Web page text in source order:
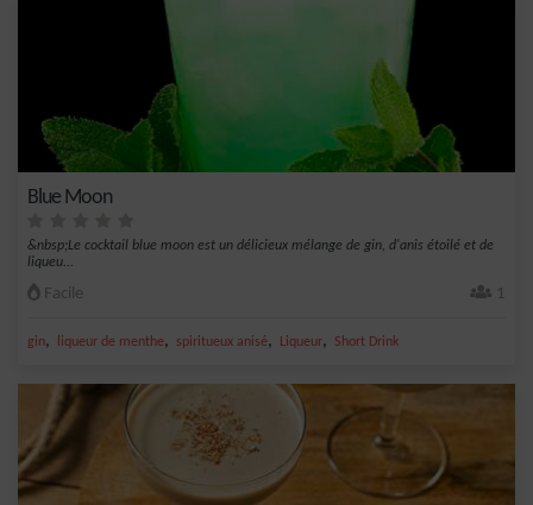
Blue Moon
&nbsp;Le cocktail blue moon est un délicieux mélange de gin, d'anis étoilé et de
liqueu...
Facile 1
gin, liqueur de menthe, spiritueux anisé, Liqueur, Short Drink